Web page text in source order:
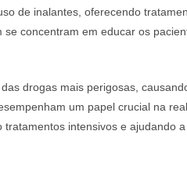
de inalantes, oferecendo
se concentram em educar os
drogas mais perigosas,
um papel crucial na
tratamentos intensivos e ajudando